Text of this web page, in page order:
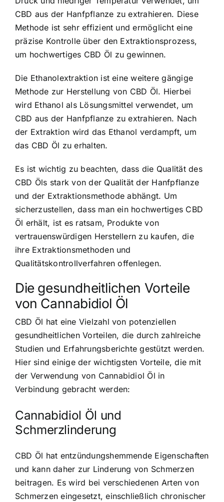
CBD aus der Hanfpflanze zu extrahieren. Diese
Methode ist sehr effizient und ermöglicht eine
präzise Kontrolle über den Extraktionsprozess,
um hochwertiges CBD Öl zu gewinnen.
Die Ethanolextraktion ist eine weitere gängige
Methode zur Herstellung von CBD Öl. Hierbei
wird Ethanol als Lösungsmittel verwendet, um
CBD aus der Hanfpflanze zu extrahieren. Nach
der Extraktion wird das Ethanol verdampft, um
das CBD Öl zu erhalten.
Es ist wichtig zu beachten, dass die Qualität des
CBD Öls stark von der Qualität der Hanfpflanze
und der Extraktionsmethode abhängt. Um
sicherzustellen, dass man ein hochwertiges CBD
Öl erhält, ist es ratsam, Produkte von
vertrauenswürdigen Herstellern zu kaufen, die
ihre Extraktionsmethoden und
Qualitätskontrollverfahren offenlegen.
Die gesundheitlichen Vorteile
von Cannabidiol Öl
CBD Öl hat eine Vielzahl von potenziellen
gesundheitlichen Vorteilen, die durch zahlreiche
Studien und Erfahrungsberichte gestützt werden.
Hier sind einige der wichtigsten Vorteile, die mit
der Verwendung von Cannabidiol Öl in
Verbindung gebracht werden:
Cannabidiol Öl und
Schmerzlinderung
CBD Öl hat entzündungshemmende Eigenschaften
und kann daher zur Linderung von Schmerzen
beitragen. Es wird bei verschiedenen Arten von
Schmerzen eingesetzt, einschließlich chronischer